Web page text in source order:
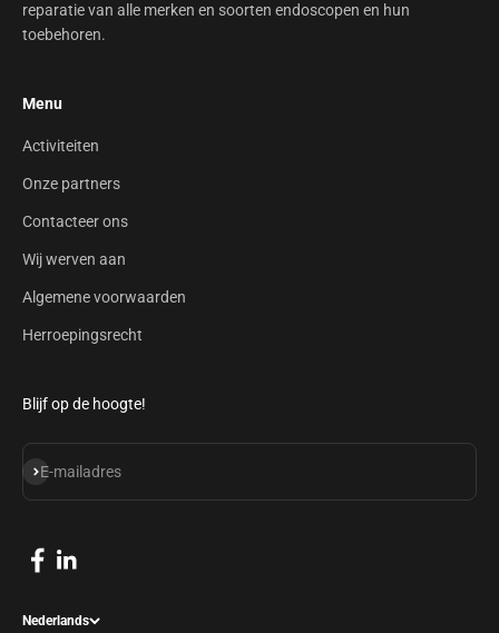
reparatie van alle merken en soorten endoscopen en hun
toebehoren.
Menu
Activiteiten
Onze partners
Contacteer ons
Wij werven aan
Algemene voorwaarden
Herroepingsrecht
Blijf op de hoogte!
E-mailadres
Abonneren
Nederlands